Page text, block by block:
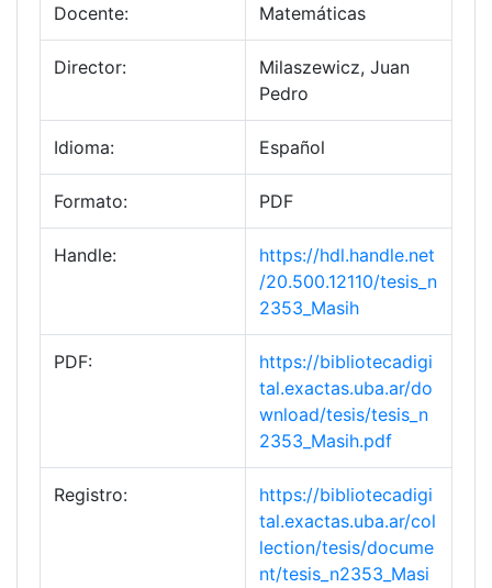
Docente:
Matemáticas
Director:
Milaszewicz, Juan
Pedro
Idioma: Español
Formato: PDF
Handle:
https://hdl.handle.net
/20.500.12110/tesis_n
2353_Masih
PDF:
https://bibliotecadigi
tal.exactas.uba.ar/do
wnload/tesis/tesis_n
2353_Masih.pdf
Registro:
https://bibliotecadigi
tal.exactas.uba.ar/col
lection/tesis/docume
nt/tesis_n2353_Masi